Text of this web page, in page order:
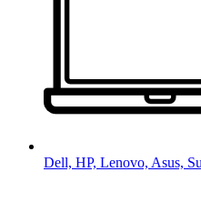
Dell, HP, Lenovo, Asus,